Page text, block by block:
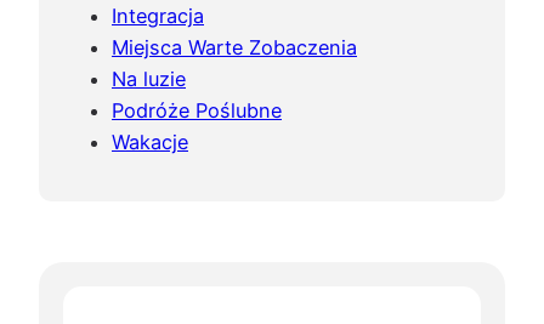
Integracja
Miejsca Warte Zobaczenia
Na luzie
Podróże Poślubne
Wakacje